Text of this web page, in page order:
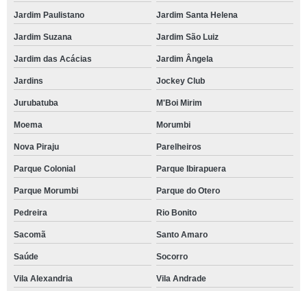
Jardim Paulistano Jardim Santa Helena
Jardim Suzana Jardim São Luiz
Jardim das Acácias Jardim Ângela
Jardins Jockey Club
Jurubatuba M'Boi Mirim
Moema Morumbi
Nova Piraju Parelheiros
Parque Colonial Parque Ibirapuera
Parque Morumbi Parque do Otero
Pedreira Rio Bonito
Sacomã Santo Amaro
Saúde Socorro
Vila Alexandria Vila Andrade